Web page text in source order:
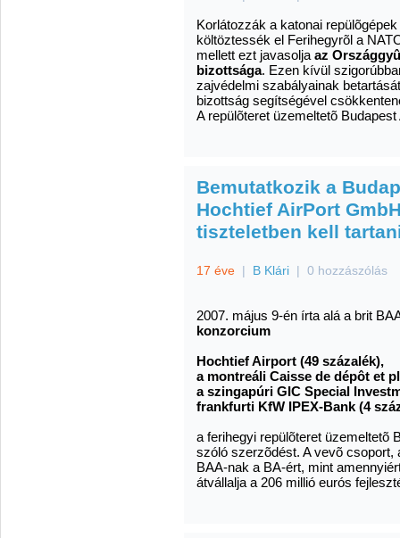
Korlátozzák a katonai
költöztessék el Ferihegyrõl a
mellett ezt javasolja az
bizottsága. Ezen kívül
zajvédelmi szabályainak
bizottság segítségével
A repülõteret üzemeltetõ
Bemutatkozik a
Hochtief AirPort
tiszteletben kell
17 éve | B Klári | 0 hozzászólás
2007. május 9-én írta alá a brit
konzorcium
Hochtief Airport (49 százalék),
a montreáli Caisse de dépôt et
a szingapúri GIC Special
frankfurti KfW IPEX-Bank (4
a ferihegyi repülõteret üzemeltetõ
szóló szerzõdést. A vevõ csoport,
BAA-nak a BA-ért, mint
átvállalja a 206 millió eurós